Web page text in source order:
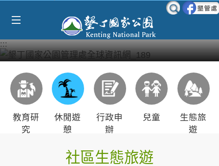
:::
教育研
究
休閒遊
憩
行政申
辦
兒童
生態旅
遊
社區生態旅遊